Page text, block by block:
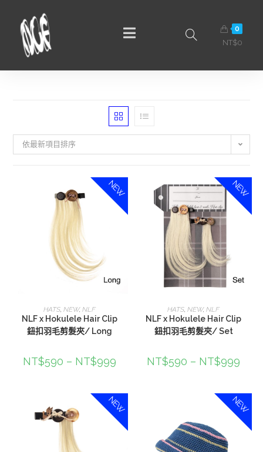
0
NT$0
依最新項目排序
NEW
選擇規格
HATS, NEW, NLF
NLF x Hokulele Hair Clip
鈕扣羽毛剪髮夾/ Long
NT$590 – NT$999
NEW
選擇規格
HATS,NEW,NLF
NLF x Hokulele Hair Clip
鈕扣羽毛剪髮夾/ Set
NT$590 – NT$999
NEW NEW